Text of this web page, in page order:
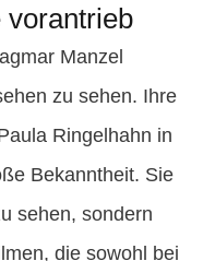
vorantrieb
Manzel
zu sehen. Ihre
Ringelhahn in
Bekanntheit. Sie
sehen, sondern
die sowohl bei